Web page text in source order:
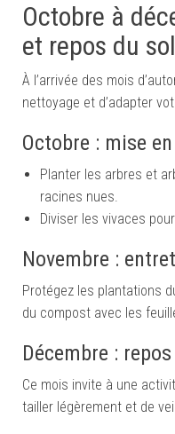
Octobre à
et repos du sol
À l’arrivée des mois
nettoyage et d’adapter
Octobre : mise
Planter les arbres et
racines nues.
Diviser les vivaces
Novembre :
Protégez les plantations
du compost avec les
Décembre :
Ce mois invite à une
tailler légèrement et de